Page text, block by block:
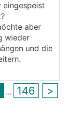
falsch
Multis zu
K1 ein
ein
eingespeist
aber
wieder
und die
... 146 >